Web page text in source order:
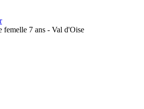
femelle 7 ans - Val d'Oise